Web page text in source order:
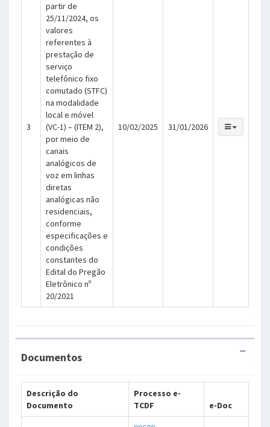
3
partir de
25/11/2024, os
valores
referentes à
prestação de
serviço
telefônico fixo
comutado (STFC)
na modalidade
local e móvel
(VC-1) – (ITEM 2),
por meio de
canais
analógicos de
voz em linhas
diretas
analógicas não
residenciais,
conforme
especificações e
condições
constantes do
Edital do Pregão
Eletrônico nº
20/2021
10/02/2025 31/01/2026
Documentos
Descrição do
Documento
Processo e-
TCDF
e-Doc